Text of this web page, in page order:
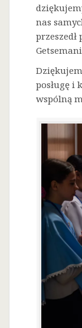
nas
przeszedł
posługę i
wspólną